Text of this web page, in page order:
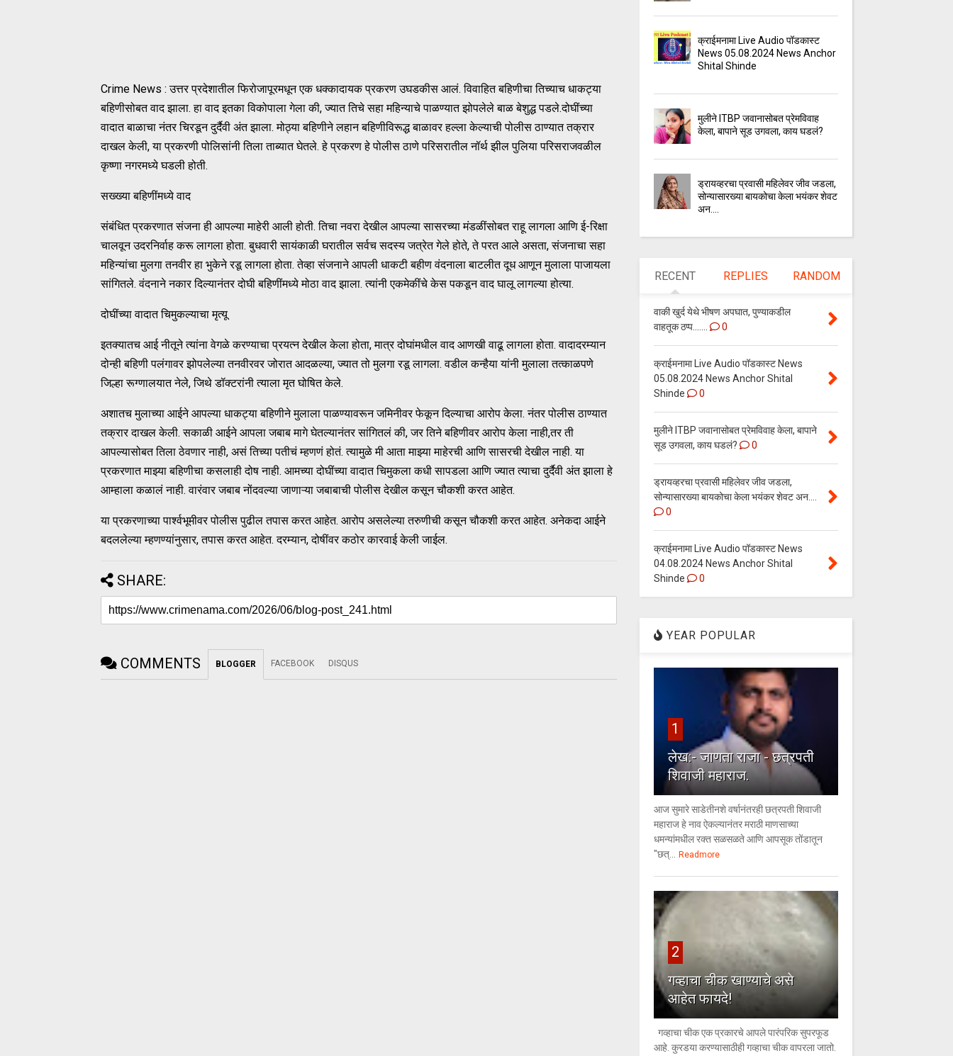
Crime News : उत्तर प्रदेशातील फिरोजापूरमधून एक धक्कादायक प्रकरण उघडकीस आलं. विवाहित बहिणीचा तिच्याच धाकट्या
बहिणीसोबत वाद झाला. हा वाद इतका विकोपाला गेला की, ज्यात तिचे सहा महिन्याचे पाळण्यात झोपलेले बाळ बेशुद्ध पडले.दोघींच्या
वादात बाळाचा नंतर चिरडून दुर्दैवी अंत झाला. मोठ्या बहिणीने लहान बहिणीविरूद्ध बाळावर हल्ला केल्याची पोलीस ठाण्यात तक्रार
दाखल केली, या प्रकरणी पोलिसांनी तिला ताब्यात घेतले. हे प्रकरण हे पोलीस ठाणे परिसरातील नॉर्थ झील पुलिया परिसराजवळील
कृष्णा नगरमध्ये घडली होती.
सख्ख्या बहिणींमध्ये वाद
संबंधित प्रकरणात संजना ही आपल्या माहेरी आली होती. तिचा नवरा देखील आपल्या सासरच्या मंडळींसोबत राहू लागला आणि ई-रिक्षा
चालवून उदरनिर्वाह करू लागला होता. बुधवारी सायंकाळी घरातील सर्वच सदस्य जत्रेत गेले होते, ते परत आले असता, संजनाचा सहा
महिन्यांचा मुलगा तनवीर हा भुकेने रडू लागला होता. तेव्हा संजनाने आपली धाकटी बहीण वंदनाला बाटलीत दूध आणून मुलाला पाजायला
सांगितले. वंदनाने नकार दिल्यानंतर दोघी बहि‍णींमध्ये मोठा वाद झाला. त्यांनी एकमेकींचे केस पकडून वाद घालू लागल्या होत्या.
दोघींच्या वादात चिमुकल्याचा मृत्यू
इतक्यातच आई नीतूने त्यांना वेगळे करण्याचा प्रयत्न देखील केला होता, मात्र दोघांमधील वाद आणखी वाढू लागला होता. वादादरम्यान
दोन्ही बहिणी पलंगावर झोपलेल्या तनवीरवर जोरात आदळल्या, ज्यात तो मुलगा रडू लागला. वडील कन्हैया यांनी मुलाला तत्काळपणे
जिल्हा रूग्णालयात नेले, जिथे डॉक्टरांनी त्याला मृत घोषित केले.
अशातच मुलाच्या आईने आपल्या धाकट्या बहिणीने मुलाला पाळण्यावरून जमिनीवर फेकून दिल्याचा आरोप केला. नंतर पोलीस ठाण्यात
तक्रार दाखल केली. सकाळी आईने आपला जबाब मागे घेतल्यानंतर सांगितलं की, जर तिने बहिणीवर आरोप केला नाही,तर ती
आपल्यासोबत तिला ठेवणार नाही, असं तिच्या पतीचं म्हणणं होतं. त्यामुळे मी आता माझ्या माहेरची आणि सासरची देखील नाही. या
प्रकरणात माझ्या बहिणीचा कसलाही दोष नाही. आमच्या दोघींच्या वादात चिमुकला कधी सापडला आणि ज्यात त्याचा दुर्दैवी अंत झाला हे
आम्हाला कळालं नाही. वारंवार जबाब नोंदवल्या जाणाऱ्या जबाबाची पोलीस देखील कसून चौकशी करत आहेत.
या प्रकरणाच्या पार्श्वभूमीवर पोलीस पुढील तपास करत आहेत. आरोप असलेल्या तरुणीची कसून चौकशी करत आहेत. अनेकदा आईने
बदललेल्या म्हणण्यांनुसार, तपास करत आहेत. दरम्यान, दोषींवर कठोर कारवाई केली जाईल.
SHARE:
COMMENTS BLOGGER FACEBOOK DISQUS
क्राईमनामा Live Audio पॉडकास्ट
News 05.08.2024 News Anchor
Shital Shinde
मुलीने ITBP जवानासोबत प्रेमविवाह
केला, बापाने सूड उगवला, काय घडलं?
ड्रायव्हरचा प्रवासी महिलेवर जीव जडला,
सोन्यासारख्या बायकोचा केला भयंकर शेवट
अन....
RECENT REPLIES RANDOM
वाकी खुर्द येथे भीषण अपघात, पुण्याकडील
वाहतूक ठप्प.......
0
क्राईमनामा Live Audio पॉडकास्ट News
05.08.2024 News Anchor Shital
Shinde
0
मुलीने ITBP जवानासोबत प्रेमविवाह केला, बापाने
सूड उगवला, काय घडलं?
0
ड्रायव्हरचा प्रवासी महिलेवर जीव जडला,
सोन्यासारख्या बायकोचा केला भयंकर शेवट अन....
0
क्राईमनामा Live Audio पॉडकास्ट News
04.08.2024 News Anchor Shital
Shinde
0
YEAR POPULAR
1
लेख:- जाणता राजा - छत्रपती
शिवाजी महाराज.
आज सुमारे साडेतीनशे वर्षानंतरही छत्रपती शिवाजी
महाराज हे नाव ऐकल्यानंतर मराठी माणसाच्या
धमन्यांमधील रक्त सळसळते आणि आपसूक तोंडातून
"छत्... Readmore
2
गव्हाचा चीक खाण्याचे असे
आहेत फायदे!
गव्हाचा चीक एक प्रकारचे आपले पारंपरिक सुपरफूड
आहे. कुरडया करण्यासाठीही गव्हाचा चीक वापरला जातो.